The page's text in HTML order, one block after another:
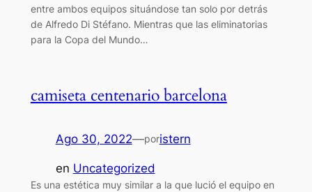
entre ambos equipos situándose tan solo por detrás
de Alfredo Di Stéfano. Mientras que las eliminatorias
para la Copa del Mundo…
camiseta centenario barcelona
Ago 30, 2022—poristern
en Uncategorized
Es una estética muy similar a la que lució el equipo en